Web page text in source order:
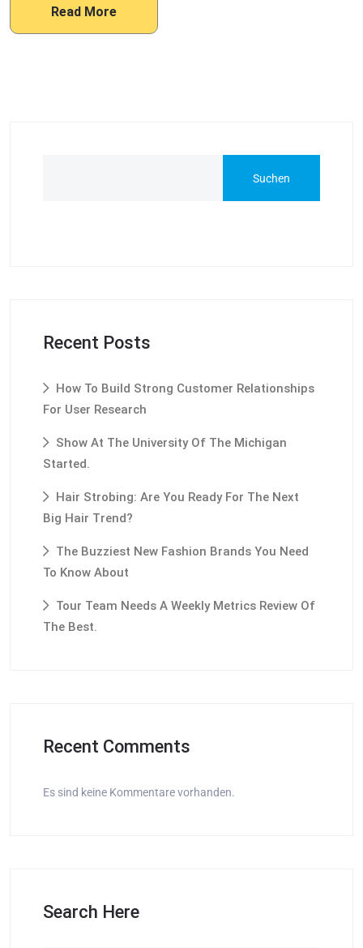
Read More
Suchen
Recent Posts
How To Build Strong Customer Relationships
For User Research
Show At The University Of The Michigan
Started.
Hair Strobing: Are You Ready For The Next
Big Hair Trend?
The Buzziest New Fashion Brands You Need
To Know About
Tour Team Needs A Weekly Metrics Review Of
The Best.
Recent Comments
Es sind keine Kommentare vorhanden.
Search Here